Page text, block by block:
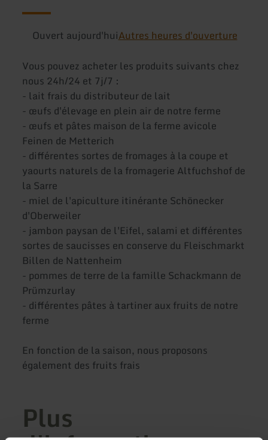
Ouvert aujourd'huiAutres heures d'ouverture
Vous pouvez acheter les produits suivants chez
nous 24h/24 et 7j/7 :
- lait frais du distributeur de lait
- œufs d'élevage en plein air de notre ferme
- œufs et pâtes maison de la ferme avicole
Feinen de Metterich
- différentes sortes de fromages à la coupe et
yaourts naturels de la fromagerie Altfuchshof de
la Sarre
- miel de l'apiculture itinérante Schönecker
d'Oberweiler
- jambon paysan de l'Eifel, salami et différentes
sortes de saucisses en conserve du Fleischmarkt
Billen de Nattenheim
- pommes de terre de la famille Schackmann de
Prümzurlay
- différentes pâtes à tartiner aux fruits de notre
ferme
En fonction de la saison, nous proposons
également des fruits frais
Plus